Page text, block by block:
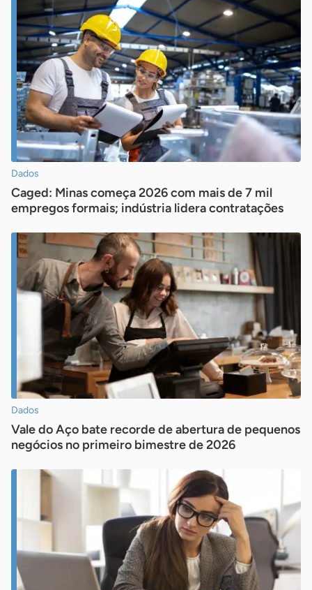
Dados
Caged: Minas começa 2026 com mais de 7 mil
empregos formais; indústria lidera contratações
Dados
Vale do Aço bate recorde de abertura de pequenos
negócios no primeiro bimestre de 2026